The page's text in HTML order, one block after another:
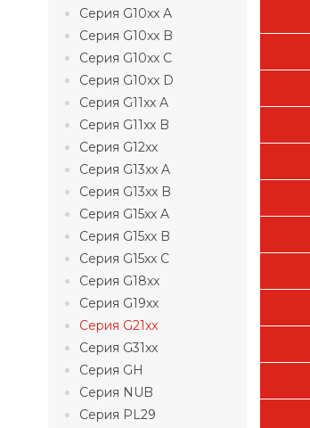
Серия G10xx A
Серия G10xx B
Серия G10xx C
Серия G10xx D
Серия G11xx A
Серия G11xx B
Серия G12xx
Серия G13xx A
Серия G13xx B
Серия G15xx A
Серия G15xx B
Серия G15xx C
Серия G18xx
Серия G19xx
Серия G21xx
Серия G31xx
Серия GH
Серия NUB
Серия PL29